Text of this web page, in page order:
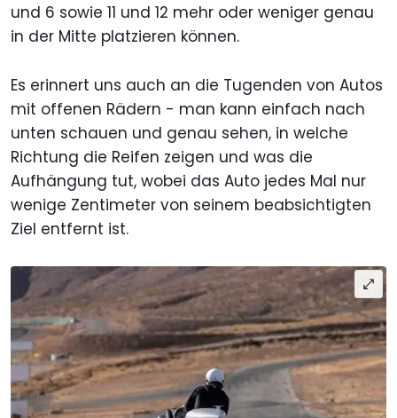
und 6 sowie 11 und 12 mehr oder weniger genau
in der Mitte platzieren können.
Es erinnert uns auch an die Tugenden von Autos
mit offenen Rädern - man kann einfach nach
unten schauen und genau sehen, in welche
Richtung die Reifen zeigen und was die
Aufhängung tut, wobei das Auto jedes Mal nur
wenige Zentimeter von seinem beabsichtigten
Ziel entfernt ist.